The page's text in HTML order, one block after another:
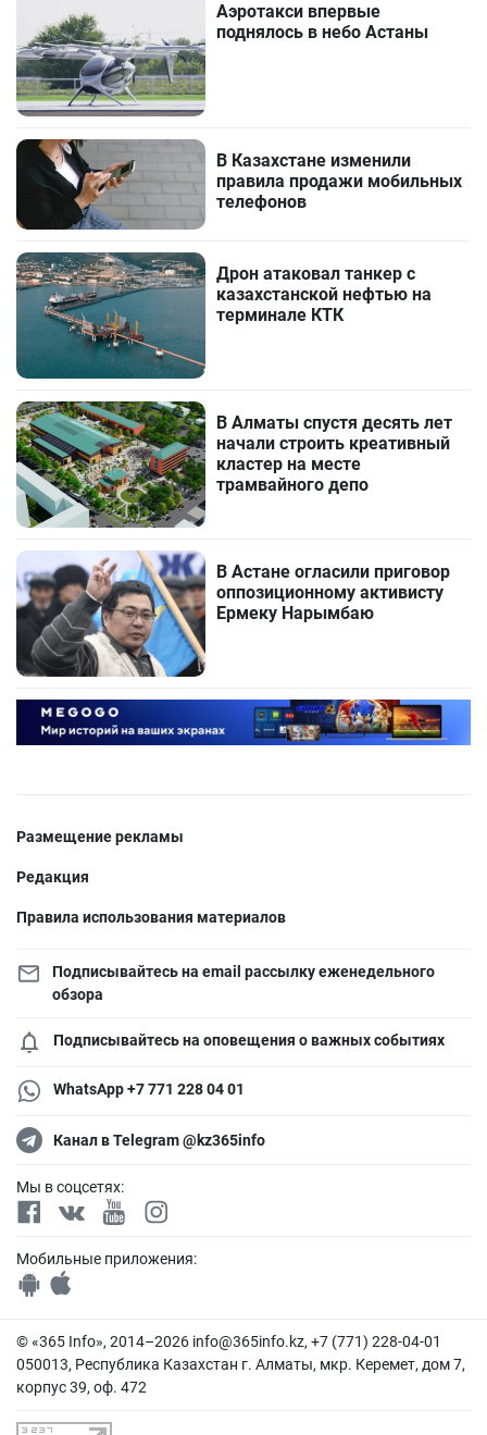
Аэротакси впервые
поднялось в небо Астаны
В Казахстане изменили
правила продажи мобильных
телефонов
Дрон атаковал танкер с
казахстанской нефтью на
терминале КТК
В Алматы спустя десять лет
начали строить креативный
кластер на месте
трамвайного депо
В Астане огласили приговор
оппозиционному активисту
Ермеку Нарымбаю
Размещение рекламы
Редакция
Правила использования материалов
Подписывайтесь на email рассылку еженедельного
обзора
Подписывайтесь на оповещения о важных событиях
WhatsApp +7 771 228 04 01
Канал в Telegram @kz365info
Мы в соцсетях:
Мобильные приложения:
© «365 Info», 2014–2026 info@365info.kz, +7 (771) 228-04-01
050013, Республика Казахстан г. Алматы, мкр. Керемет, дом 7,
корпус 39, оф. 472